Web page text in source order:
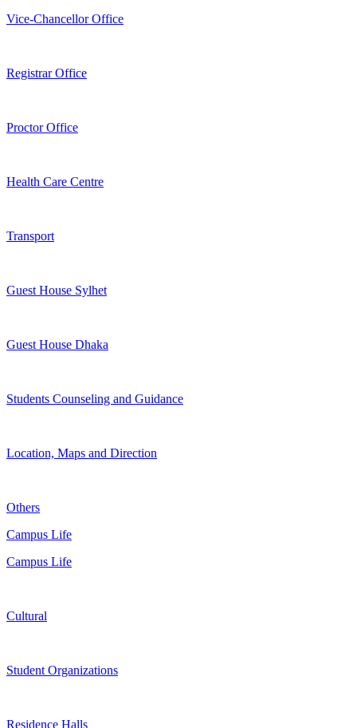
Vice-Chancellor Office
Registrar Office
Proctor Office
Health Care Centre
Transport
Guest House Sylhet
Guest House Dhaka
Students Counseling and Guidance
Location, Maps and Direction
Others
Campus Life
Campus Life
Cultural
Student Organizations
Residence Halls